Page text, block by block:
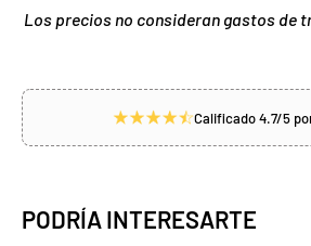
Los precios no consideran gastos de
Calificado 4.7/5
PODRÍA INTERESARTE